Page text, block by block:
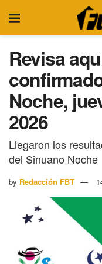
Revisa
Noche,
2026
Llegaron los
del Sinuano Noche
by Redacción FBT